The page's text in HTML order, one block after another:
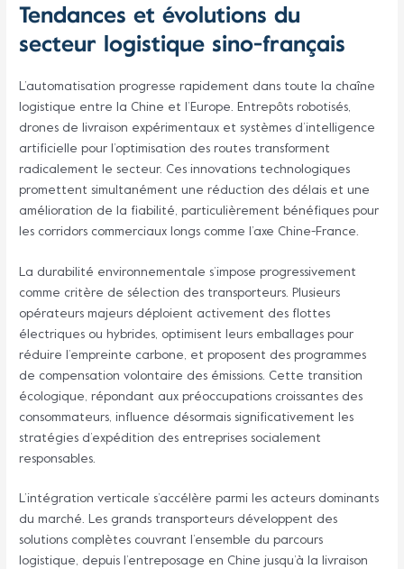
Tendances et évolutions du
secteur logistique sino-français
L’automatisation progresse rapidement dans toute la chaîne
logistique entre la Chine et l’Europe. Entrepôts robotisés,
drones de livraison expérimentaux et systèmes d’intelligence
artificielle pour l’optimisation des routes transforment
radicalement le secteur. Ces innovations technologiques
promettent simultanément une réduction des délais et une
amélioration de la fiabilité, particulièrement bénéfiques pour
les corridors commerciaux longs comme l’axe Chine-France.
La durabilité environnementale s’impose progressivement
comme critère de sélection des transporteurs. Plusieurs
opérateurs majeurs déploient activement des flottes
électriques ou hybrides, optimisent leurs emballages pour
réduire l’empreinte carbone, et proposent des programmes
de compensation volontaire des émissions. Cette transition
écologique, répondant aux préoccupations croissantes des
consommateurs, influence désormais significativement les
stratégies d’expédition des entreprises socialement
responsables.
L’intégration verticale s’accélère parmi les acteurs dominants
du marché. Les grands transporteurs développent des
solutions complètes couvrant l’ensemble du parcours
logistique, depuis l’entreposage en Chine jusqu’à la livraison